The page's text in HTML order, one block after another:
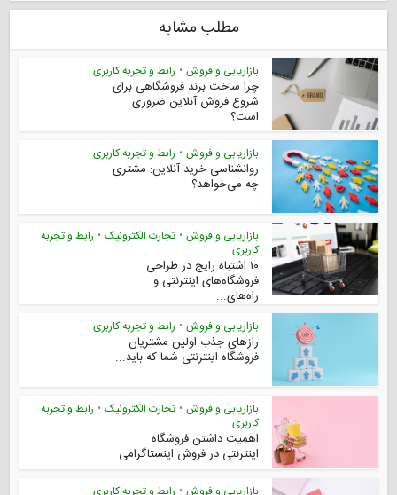
مطلب مشابه
بازاریابی و فروش • رابط و تجربه کاربری
چرا ساخت برند فروشگاهی برای
شروع فروش آنلاین ضروری
است؟
بازاریابی و فروش • رابط و تجربه کاربری
روانشناسی خرید آنلاین: مشتری
چه می‌خواهد؟
بازاریابی و فروش • تجارت الکترونیک • رابط و تجربه
کاربری
۱۰ اشتباه رایج در طراحی
فروشگاه‌های اینترنتی و
راه‌های...
بازاریابی و فروش • رابط و تجربه کاربری
رازهای جذب اولین مشتریان
فروشگاه اینترنتی شما که باید...
بازاریابی و فروش • تجارت الکترونیک • رابط و تجربه
کاربری
اهمیت داشتن فروشگاه
اینترنتی در فروش اینستاگرامی
بازاریابی و فروش • رابط و تجربه کاربری